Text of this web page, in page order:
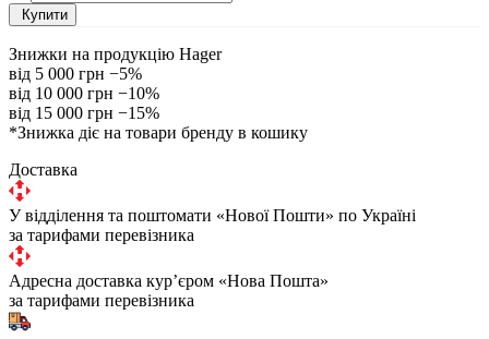
Купити
Знижки на продукцію Hager
від 5 000 грн −5%
від 10 000 грн −10%
від 15 000 грн −15%
*Знижка діє на товари бренду в кошику
Доставка
У відділення та поштомати «Нової Пошти» по Україні
за тарифами перевізника
Адресна доставка курʼєром «Нова Пошта»
за тарифами перевізника